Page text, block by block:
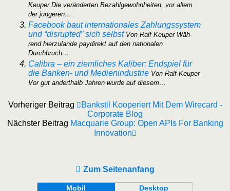
Keu­per Die ver­än­der­ten Bezahl­ge­wohn­hei­ten, vor allem
der jüngeren…
Face­book baut inter­na­tio­na­les Zah­lungs­sys­tem
und “dis­rupt­ed” sich selbst Von Ralf Keu­per Wäh­
rend hier­zu­lan­de pay­di­rekt auf den natio­na­len
Durchbruch…
Cali­bra – ein ziem­li­ches Kali­ber: End­spiel für
die Ban­ken- und Medi­en­in­dus­trie Von Ralf Keu­per
Vor gut andert­halb Jah­ren wur­de auf diesem…
Vorheriger Beitrag
Bankstil Kooperiert Mit Dem Wirecard -
Corporate Blog
Nächster Beitrag Macquarie Group: Open APIs For Banking
Innovation
Zum Seitenanfang
Mobil Desktop